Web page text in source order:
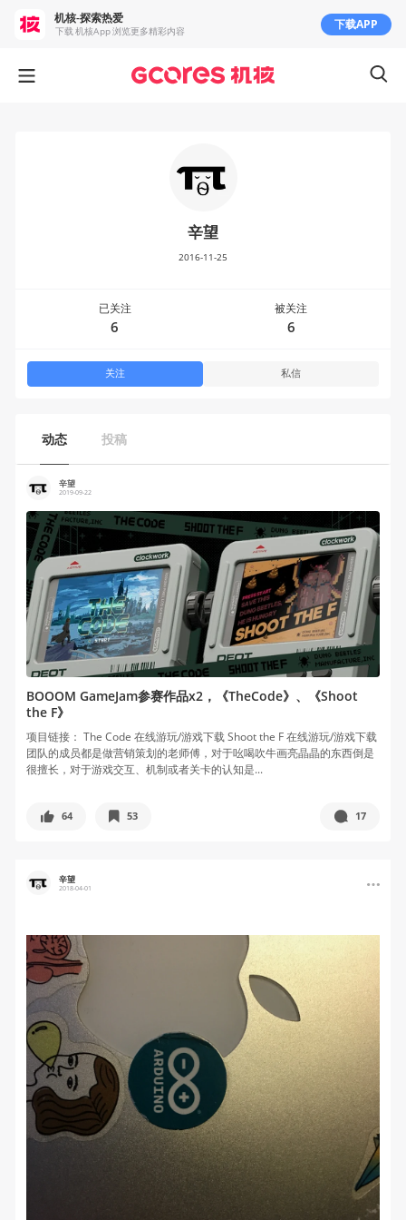
动态 投稿
辛望
2019-09-22
BOOOM GameJam参赛作品x2，《TheCode》、《Shoot
the F》
项目链接： The Code 在线游玩/游戏下载 Shoot the F 在线游玩/游戏下载
团队的成员都是做营销策划的老师傅，对于吆喝吹牛画亮晶晶的东西倒是
很擅长，对于游戏交互、机制或者关卡的认知是...
64 53 17
辛望
2018-04-01
辛望
2016-11-25
已关注
6
被关注
6
关注 私信
机核-探索热爱
下载 机核App 浏览更多精彩内容 下载APP